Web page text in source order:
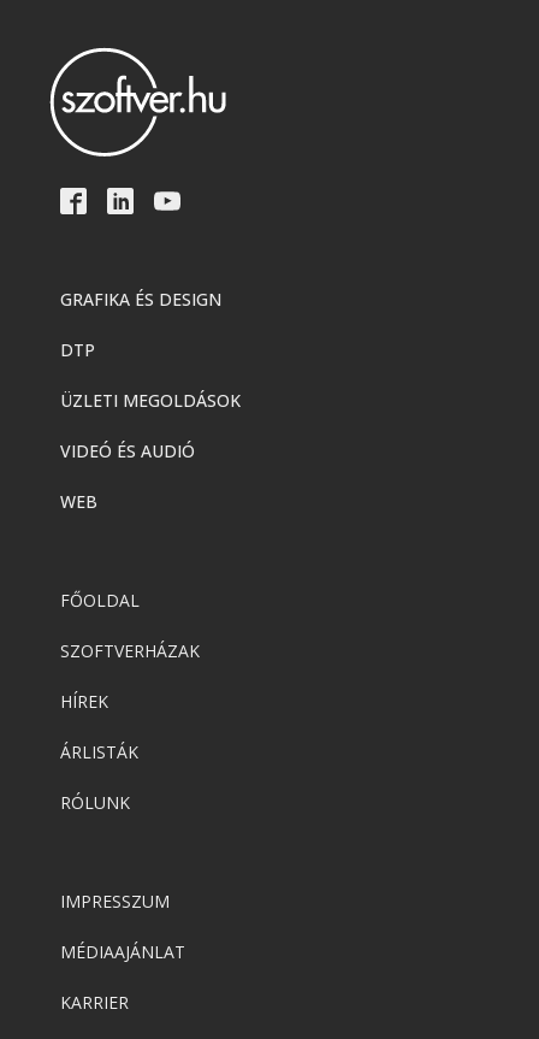
GRAFIKA ÉS DESIGN
DTP
ÜZLETI MEGOLDÁSOK
VIDEÓ ÉS AUDIÓ
WEB
FŐOLDAL
SZOFTVERHÁZAK
HÍREK
ÁRLISTÁK
RÓLUNK
IMPRESSZUM
MÉDIAAJÁNLAT
KARRIER